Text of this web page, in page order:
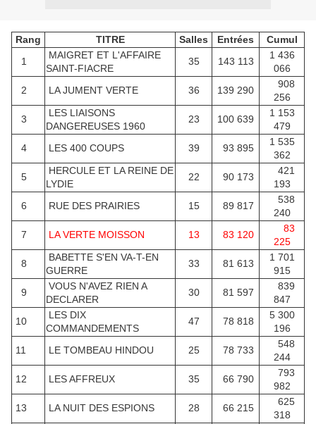
Rang TITRE Salles Entrées
Cumul
1
MAIGRET ET L'AFFAIRE
SAINT-FIACRE
35 143 113
1 436
066
2
LA JUMENT VERTE 36 139 290
908
256
3
LES LIAISONS
DANGEREUSES 1960
23 100 639
1 153
479
4
LES 400 COUPS 39 93 895
1 535
362
5
HERCULE ET LA REINE DE
LYDIE
22 90 173
421
193
6
RUE DES PRAIRIES 15 89 817
538
240
7
LA VERTE MOISSON 13 83 120
83
225
8
BABETTE S'EN VA-T-EN
GUERRE
33 81 613
1 701
915
9
VOUS N'AVEZ RIEN A
DECLARER
30 81 597
839
847
10
LES DIX
COMMANDEMENTS
47 78 818
5 300
196
11
LE TOMBEAU HINDOU 25 78 733
548
244
12
LES AFFREUX 35 66 790
793
982
13
LA NUIT DES ESPIONS 28 66 215
625
318